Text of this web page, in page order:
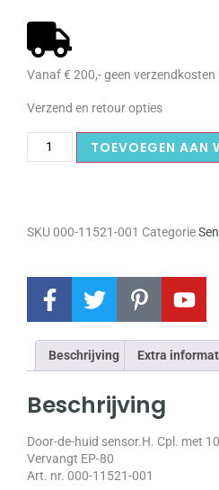
Vanaf € 200,- geen verzendkosten
Verzend en retour opties
TOEVOEGEN AAN
SKU 000-11521-001 Categorie
Beschrijving Extra
Beschrijving
Door-de-huid sensor.H. Cpl. met
Vervangt EP-80
Art. nr. 000-11521-001